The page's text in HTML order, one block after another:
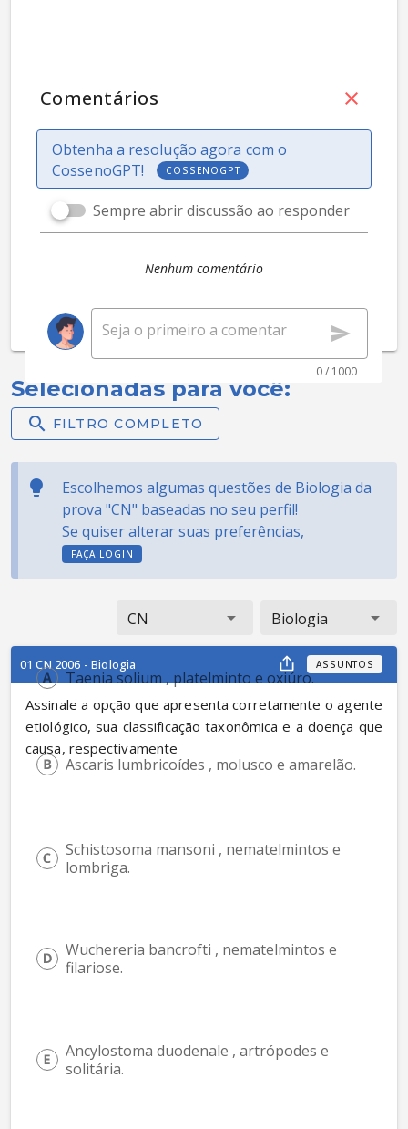
Comentários
Obtenha a resolução agora com o
CossenoGPT!
COSSENOGPT
Sempre abrir discussão ao responder
Nenhum comentário
0 / 1000
Selecionadas para você:
FILTRO COMPLETO
Escolhemos algumas questões de Biologia da
prova "CN" baseadas no seu perfil!
Se quiser alterar suas preferências,
FAÇA LOGIN
CN Biologia
01 CN 2006 - Biologia ASSUNTOS
Assinale a opção que apresenta corretamente o agente
etiológico, sua classificação taxonômica e a doença que
causa, respectivamente
Taenia solium , platelminto e oxiúro.
Ascaris lumbricoídes , molusco e amarelão.
Schistosoma mansoni , nematelmintos e
lombriga.
Wuchereria bancrofti , nematelmintos e
filariose.
Ancylostoma duodenale , artrópodes e
solitária.